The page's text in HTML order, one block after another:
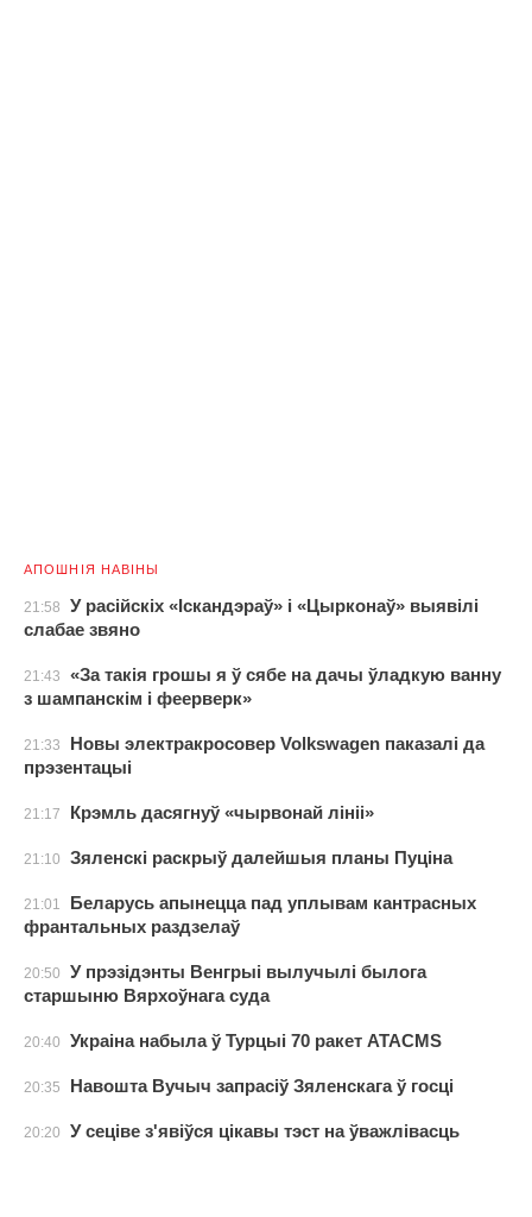
АПОШНІЯ НАВІНЫ
21:58
У расійскіх «Іскандэраў» і «Цырконаў» выявілі
слабае звяно
21:43
«За такія грошы я ў сябе на дачы ўладкую ванну
з шампанскім і феерверк»
21:33
Новы электракросовер Volkswagen паказалі да
прэзентацыі
21:17 Крэмль дасягнуў «чырвонай лініі»
21:10 Зяленскі раскрыў далейшыя планы Пуціна
21:01
Беларусь апынецца пад уплывам кантрасных
франтальных раздзелаў
20:50
У прэзідэнты Венгрыі вылучылі былога
старшыню Вярхоўнага суда
20:40 Украіна набыла ў Турцыі 70 ракет ATACMS
20:35 Навошта Вучыч запрасіў Зяленскага ў госці
20:20 У сеціве з'явіўся цікавы тэст на ўважлівасць